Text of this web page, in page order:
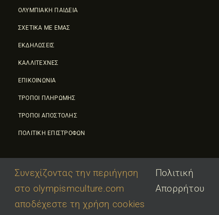
ΟΛΥΜΠΙΑΚΗ ΠΑΙΔΕΙΑ
ΣΧΕΤΙΚΑ ΜΕ ΕΜΑΣ
ΕΚΔΗΛΩΣΕΙΣ
ΚΑΛΛΙΤΕΧΝΕΣ
ΕΠΙΚΟΙΝΩΝΙΑ
ΤΡΟΠΟΙ ΠΛΗΡΩΜΗΣ
ΤΡΟΠΟΙ ΑΠΟΣΤΟΛΗΣ
ΠΟΛΙΤΙΚΗ ΕΠΙΣΤΡΟΦΩΝ
© 2026 • Olympic Culture Center • Powered By
Όροι Χρήσης Πολιτική Απορρήτου
Συνεχίζοντας την περιήγηση
στο olympismculture.com
αποδέχεστε τη χρήση cookies
Πολιτική
Απορρήτου